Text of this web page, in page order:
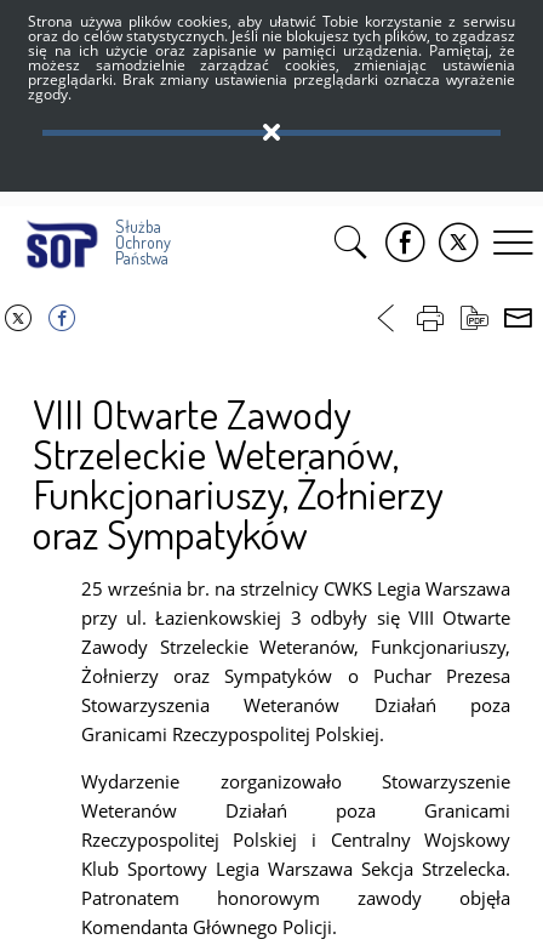
Strona używa plików cookies, aby ułatwić Tobie korzystanie z serwisu
oraz do celów statystycznych. Jeśli nie blokujesz tych plików, to zgadzasz
się na ich użycie oraz zapisanie w pamięci urządzenia. Pamiętaj, że
możesz samodzielnie zarządzać cookies, zmieniając ustawienia
przeglądarki. Brak zmiany ustawienia przeglądarki oznacza wyrażenie
zgody.
Służba
Ochrony
Państwa
VIII Otwarte Zawody
Strzeleckie Weteranów,
Funkcjonariuszy, Żołnierzy
oraz Sympatyków
25 września br. na strzelnicy CWKS Legia Warszawa
przy ul. Łazienkowskiej 3 odbyły się VIII Otwarte
Zawody Strzeleckie Weteranów, Funkcjonariuszy,
Żołnierzy oraz Sympatyków o Puchar Prezesa
Stowarzyszenia Weteranów Działań poza
Granicami Rzeczypospolitej Polskiej.
Wydarzenie zorganizowało Stowarzyszenie
Weteranów Działań poza Granicami
Rzeczypospolitej Polskiej i Centralny Wojskowy
Klub Sportowy Legia Warszawa Sekcja Strzelecka.
Patronatem honorowym zawody objęła
Komendanta Głównego Policji.